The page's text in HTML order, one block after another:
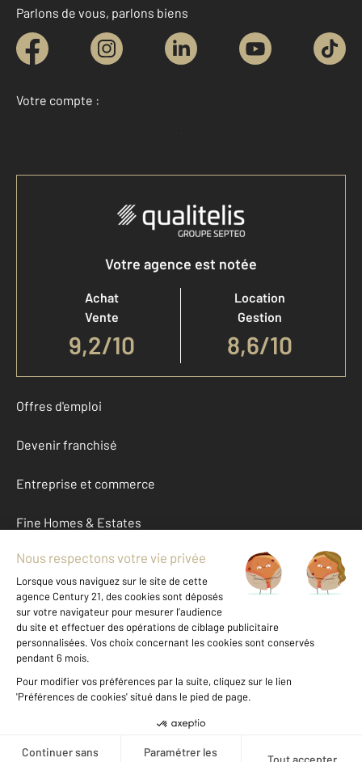
Parlons de vous, parlons biens
Votre compte :
Accéder à mon compte
Votre agence est notée
Achat
Vente
9,2/10
Location
Gestion
8,6/10
Offres d'emploi
Devenir franchisé
Entreprise et commerce
Fine Homes & Estates
À propos
International
Nous contacter
Données personnelles
Gestionnaire des cookies